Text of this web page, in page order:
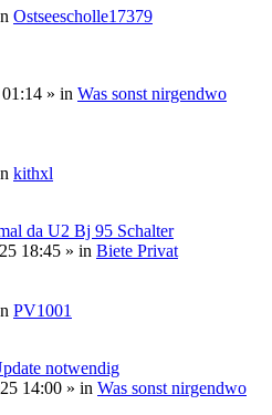
Ostseescholle17379
» in Was sonst nirgendwo
kithxl
da U2 Bj 95 Schalter
18:45 » in Biete Privat
PV1001
notwendig
14:00 » in Was sonst nirgendwo